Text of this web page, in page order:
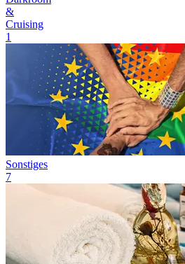
&
Cruising
1
Sonstiges
7